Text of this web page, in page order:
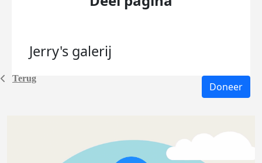
Terug
Jerry's galerij
Doneer